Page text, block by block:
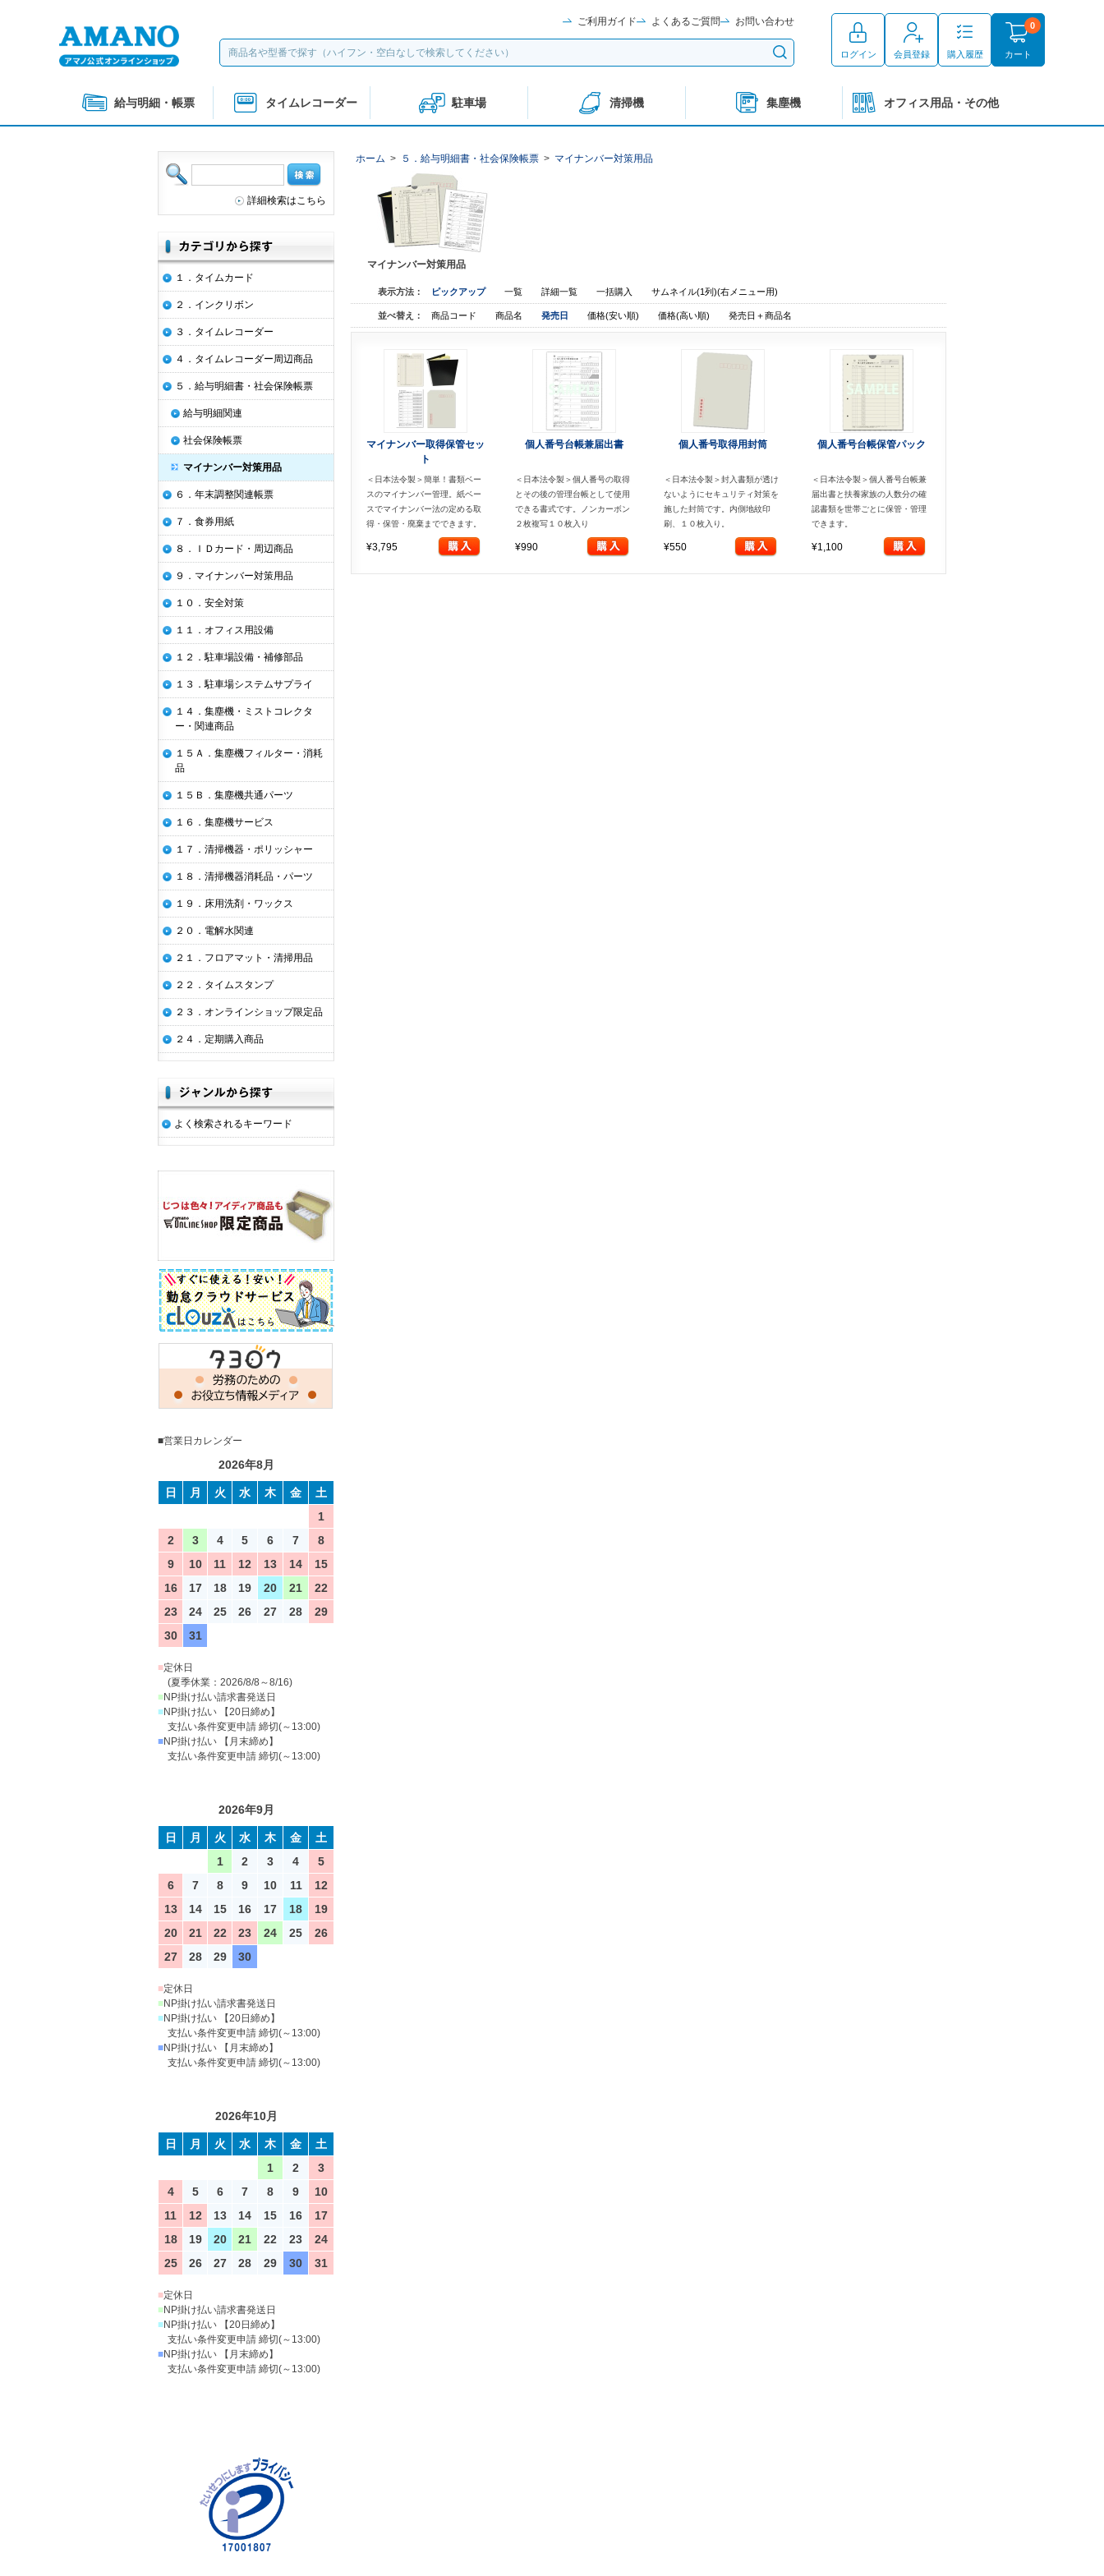
ご利用ガイド よくあるご質問 お問い合わせ
ログイン 会員登録 購入履歴 カート
0
給与明細・帳票 タイムレコーダー 駐車場 清掃機 集塵機 オフィス用品・その他
ホーム > ５．給与明細書・社会保険帳票 > マイナンバー対策用品
マイナンバー対策用品
表示方法： ピックアップ 一覧 詳細一覧 一括購入 サムネイル(1列)(右メニュー用)
並べ替え： 商品コード 商品名 発売日 価格(安い順) 価格(高い順) 発売日＋商品名
マイナンバー取得保管セッ
ト
＜日本法令製＞簡単！書類ベー
スのマイナンバー管理。紙ベー
スでマイナンバー法の定める取
得・保管・廃棄までできます。
¥3,795
個人番号台帳兼届出書
＜日本法令製＞個人番号の取得
とその後の管理台帳として使用
できる書式です。ノンカーボン
２枚複写１０枚入り
¥990
個人番号取得用封筒
＜日本法令製＞封入書類が透け
ないようにセキュリティ対策を
施した封筒です。内側地紋印
刷、１０枚入り。
¥550
個人番号台帳保管パック
＜日本法令製＞個人番号台帳兼
届出書と扶養家族の人数分の確
認書類を世帯ごとに保管・管理
できます。
¥1,100
詳細検索はこちら
１．タイムカード
２．インクリボン
３．タイムレコーダー
４．タイムレコーダー周辺商品
５．給与明細書・社会保険帳票
給与明細関連
社会保険帳票
マイナンバー対策用品
６．年末調整関連帳票
７．食券用紙
８．ＩＤカード・周辺商品
９．マイナンバー対策用品
１０．安全対策
１１．オフィス用設備
１２．駐車場設備・補修部品
１３．駐車場システムサプライ
１４．集塵機・ミストコレクタ
ー・関連商品
１５Ａ．集塵機フィルター・消耗
品
１５Ｂ．集塵機共通パーツ
１６．集塵機サービス
１７．清掃機器・ポリッシャー
１８．清掃機器消耗品・パーツ
１９．床用洗剤・ワックス
２０．電解水関連
２１．フロアマット・清掃用品
２２．タイムスタンプ
２３．オンラインショップ限定品
２４．定期購入商品
よく検索されるキーワード
■営業日カレンダー
2026年8月
日 月 火 水 木 金
土
1
2
3 4 5 6 7
8
9
10 11 12 13 14
15
16
17 18 19 20 21
22
23
24 25 26 27 28
29
30
31
■定休日
(夏季休業：2026/8/8～8/16)
■NP掛け払い請求書発送日
■NP掛け払い 【20日締め】
支払い条件変更申請 締切(～13:00)
■NP掛け払い 【月末締め】
支払い条件変更申請 締切(～13:00)
2026年9月
日 月 火 水 木 金
土
1
2 3 4
5
6
7 8 9 10 11
12
13
14 15 16 17 18
19
20
21 22 23 24 25
26
27
28 29 30
■定休日
■NP掛け払い請求書発送日
■NP掛け払い 【20日締め】
支払い条件変更申請 締切(～13:00)
■NP掛け払い 【月末締め】
支払い条件変更申請 締切(～13:00)
2026年10月
日 月 火 水 木 金
土
1
2
3
4
5 6 7 8 9
10
11
12 13 14 15 16
17
18
19 20 21 22 23
24
25
26 27 28 29 30 31
■定休日
■NP掛け払い請求書発送日
■NP掛け払い 【20日締め】
支払い条件変更申請 締切(～13:00)
■NP掛け払い 【月末締め】
支払い条件変更申請 締切(～13:00)